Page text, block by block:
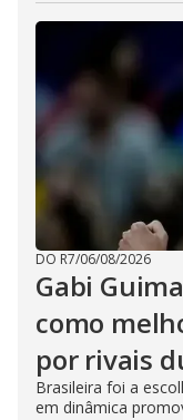
DO R7/06/08/2026
Gabi
como
por rivais
Brasileira foi a
em dinâmica